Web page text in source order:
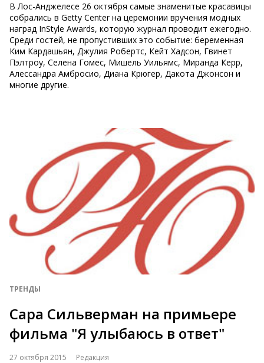
В Лос-Анджелесе 26 октября самые знаменитые красавицы
собрались в Getty Center на церемонии вручения модных
наград InStyle Awards, которую журнал проводит ежегодно.
Среди гостей, не пропустивших это событие: беременная
Ким Кардашьян, Джулия Робертс, Кейт Хадсон, Гвинет
Пэлтроу, Селена Гомес, Мишель Уильямс, Миранда Керр,
Алессандра Амбросио, Диана Крюгер, Дакота Джонсон и
многие другие.
ТРЕНДЫ
Сара Сильверман на примьере
фильма "Я улыбаюсь в ответ"
27 октября 2015 Редакция